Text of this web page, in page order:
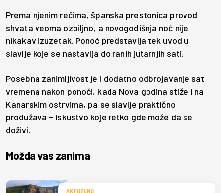
Prema njenim rečima, španska prestonica provod
shvata veoma ozbiljno, a novogodišnja noć nije
nikakav izuzetak. Ponoć predstavlja tek uvod u
slavlje koje se nastavlja do ranih jutarnjih sati.
Posebna zanimljivost je i dodatno odbrojavanje sat
vremena nakon ponoći, kada Nova godina stiže i na
Kanarskim ostrvima, pa se slavlje praktično
produžava – iskustvo koje retko gde može da se
doživi.
Možda vas zanima
AKTUELNO